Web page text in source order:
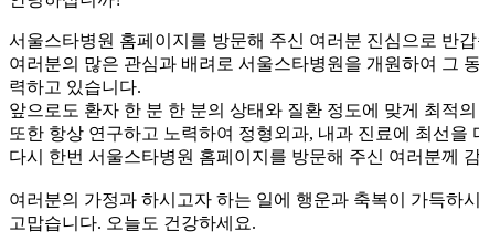
서울스타병원 홈페이지를 방문해 주신 여러분 진심으로 반
여러분의 많은 관심과 배려로 서울스타병원을 개원하여 그
력하고 있습니다.
앞으로도 환자 한 분 한 분의 상태와 질환 정도에 맞게 최적
또한 항상 연구하고 노력하여 정형외과, 내과 진료에 최선
다시 한번 서울스타병원 홈페이지를 방문해 주신 여러분께
여러분의 가정과 하시고자 하는 일에 행운과 축복이 가득하
고맙습니다. 오늘도 건강하세요.